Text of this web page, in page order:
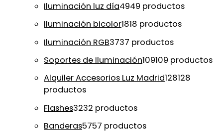
Iluminación luz día4949 productos
Iluminación bicolor1818 productos
Iluminación RGB3737 productos
Soportes de Iluminación109109 productos
Alquiler Accesorios Luz Madrid128128
productos
Flashes3232 productos
Banderas5757 productos